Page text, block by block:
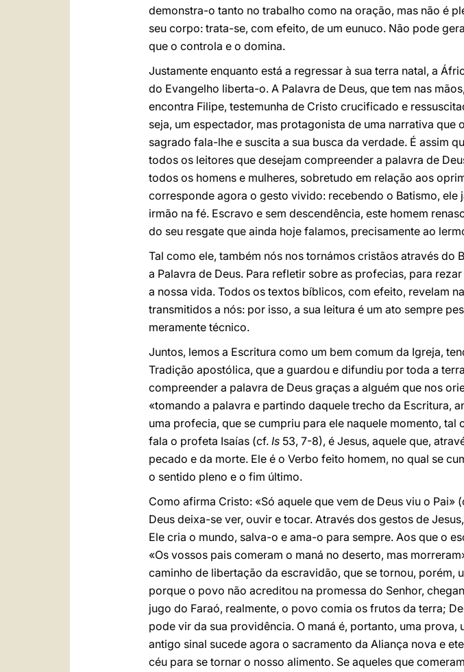
demonstra-o tanto no trabalho como na oração, mas não é
seu corpo: trata-se, com efeito, de um eunuco. Não pode
que o controla e o domina.
Justamente enquanto está a regressar à sua terra natal, a
do Evangelho liberta-o. A Palavra de Deus, que tem nas
encontra Filipe, testemunha de Cristo crucificado e
seja, um espectador, mas protagonista de uma narrativa
sagrado fala-lhe e suscita a sua busca da verdade. É assim
todos os leitores que desejam compreender a palavra de
todos os homens e mulheres, sobretudo em relação aos
corresponde agora o gesto vivido: recebendo o Batismo, ele
irmão na fé. Escravo e sem descendência, este homem
do seu resgate que ainda hoje falamos, precisamente ao
Tal como ele, também nós nos tornámos cristãos através do
a Palavra de Deus. Para refletir sobre as profecias, para
a nossa vida. Todos os textos bíblicos, com efeito, revelam
transmitidos a nós: por isso, a sua leitura é um ato sempre
meramente técnico.
Juntos, lemos a Escritura como um bem comum da Igreja,
Tradição apostólica, que a guardou e difundiu por toda a
compreender a palavra de Deus graças a alguém que nos
«tomando a palavra e partindo daquele trecho da Escritura,
uma profecia, que se cumpriu para ele naquele momento,
fala o profeta Isaías (cf. Is 53, 7-8), é Jesus, aquele que,
pecado e da morte. Ele é o Verbo feito homem, no qual se
o sentido pleno e o fim último.
Como afirma Cristo: «Só aquele que vem de Deus viu o Pai»
Deus deixa-se ver, ouvir e tocar. Através dos gestos de
Ele cria o mundo, salva-o e ama-o para sempre. Aos que o
«Os vossos pais comeram o maná no deserto, mas
caminho de libertação da escravidão, que se tornou, porém,
porque o povo não acreditou na promessa do Senhor,
jugo do Faraó, realmente, o povo comia os frutos da terra;
pode vir da sua providência. O maná é, portanto, uma
antigo sinal sucede agora o sacramento da Aliança nova e
céu para se tornar o nosso alimento. Se aqueles que